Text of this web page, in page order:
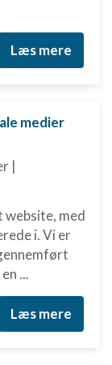
Læs mere
medier
|
website, med
i. Vi er
...
Læs mere